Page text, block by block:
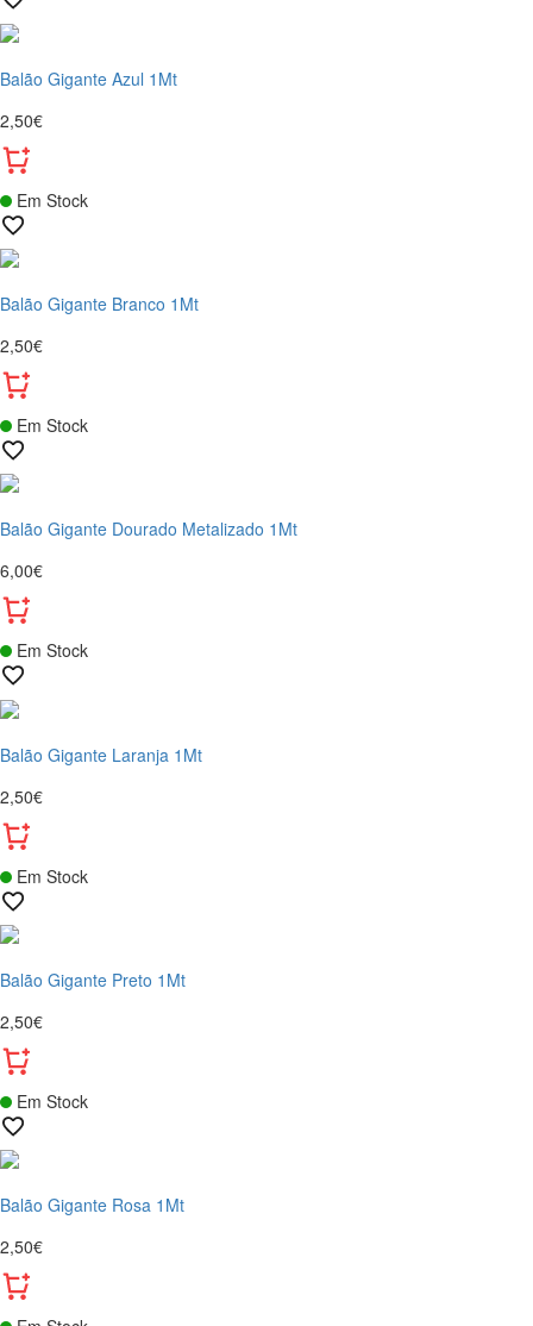
Balão Gigante Azul 1Mt
2,50€
Em Stock
Balão Gigante Branco 1Mt
2,50€
Em Stock
Balão Gigante Dourado Metalizado 1Mt
6,00€
Em Stock
Balão Gigante Laranja 1Mt
2,50€
Em Stock
Balão Gigante Preto 1Mt
2,50€
Em Stock
Balão Gigante Rosa 1Mt
2,50€